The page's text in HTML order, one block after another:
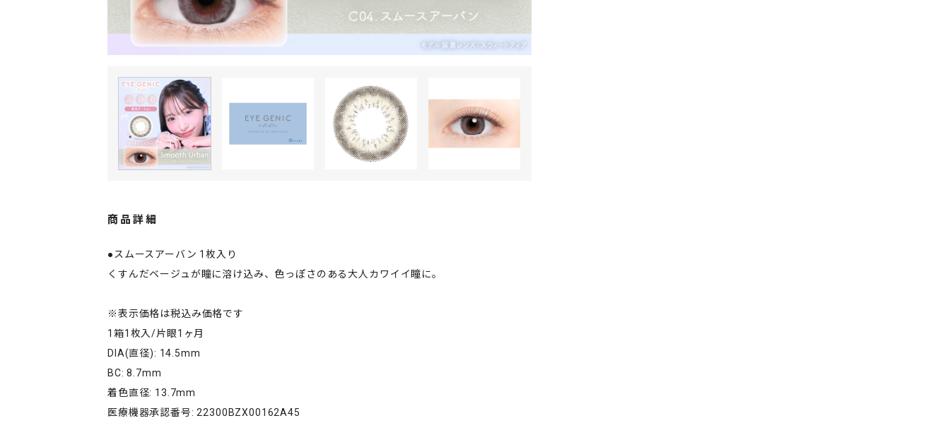
商品詳細
●スムースアーバン 1枚入り
くすんだベージュが瞳に溶け込み、色っぽさのある大人カワイイ瞳に。
※表示価格は税込み価格です
1箱1枚入/片眼1ヶ月
DIA(直径): 14.5mm
BC: 8.7mm
着色直径: 13.7mm
医療機器承認番号: 22300BZX00162A45